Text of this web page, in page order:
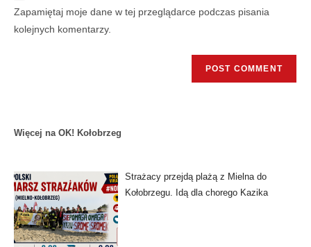
Zapamiętaj moje dane w tej przeglądarce podczas pisania
kolejnych komentarzy.
Więcej na OK! Kołobrzeg
Strażacy przejdą plażą z Mielna do
Kołobrzegu. Idą dla chorego Kazika